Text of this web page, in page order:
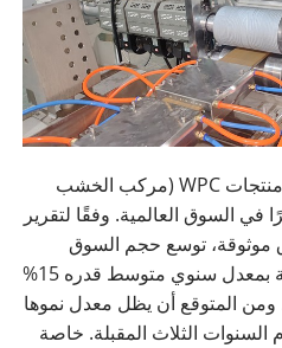
في السنوات الأخيرة، أظهرت منتجات WPC (مركب الخشب
في السوق العالمية. وفقًا لتقرير
توسع حجم السوق
العالمية لمنتجات WPC بسرعة بمعدل سنوي متوسط ​​قدره 15%
المتوقع أن يظل معدل نموها
12% في عام السنوات الثلاث المقبلة. خاصة